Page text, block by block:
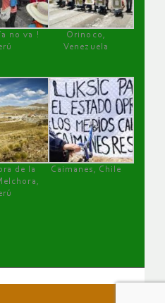
no va !
Orinoco,
Venezuela
de la
Caimanes, Chile